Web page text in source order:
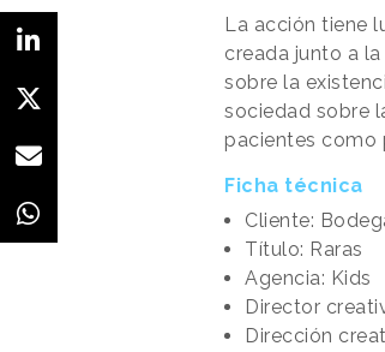
La acción tiene
creada junto a
sobre la
sociedad sobre
pacientes como
Ficha técnica
Cliente:
Título: Raras
Agencia: Kids
Director
Dirección